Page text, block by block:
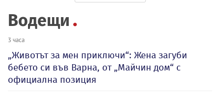
Водещи
3 часа
„Животът за мен приключи“: Жена загуби
бебето си във Варна, от „Майчин дом“ с
официална позиция